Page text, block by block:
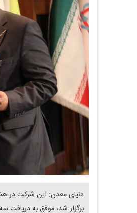
دنیای معدن: این شرکت در
برگزار شد، موفق به دریافت